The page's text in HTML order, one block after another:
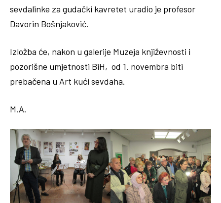
sevdalinke za gudački kavretet uradio je profesor
Davorin Bošnjaković.
Izložba će, nakon u galerije Muzeja književnosti i
pozorišne umjetnosti BiH, od 1. novembra biti
prebačena u Art kući sevdaha.
M.A.